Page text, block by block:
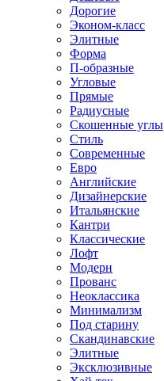
Дорогие
Эконом-класс
Элитные
Форма
П-образные
Угловые
Прямые
Радиусные
Скошенные углы
Стиль
Современные
Евро
Английские
Дизайнерские
Итальянские
Кантри
Классические
Лофт
Модерн
Прованс
Неоклассика
Минимализм
Под старину
Скандинавские
Элитные
Эксклюзивные